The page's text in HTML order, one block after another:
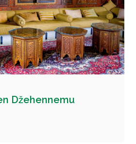
Džehennemu